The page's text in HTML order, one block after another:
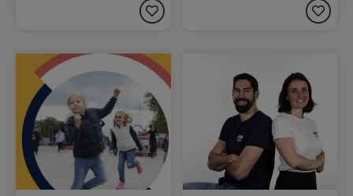
Image
Ecoutez le podcast de la
Dans cette vidéo, Nikola
Karabatic et Marie Bochet
testent leurs
compétences en
mathématiques.